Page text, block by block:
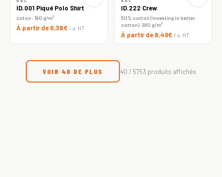
ID.001 Piqué Polo Shirt
coton · 180 g/m²
À partir de 6,38€ / u. HT
ID.222 Crew
50% cotton (investing in better
cotton) · 280 g/m²
À partir de 8,49€ / u. HT
VOIR 40 DE PLUS 40 / 5753 produits affichés